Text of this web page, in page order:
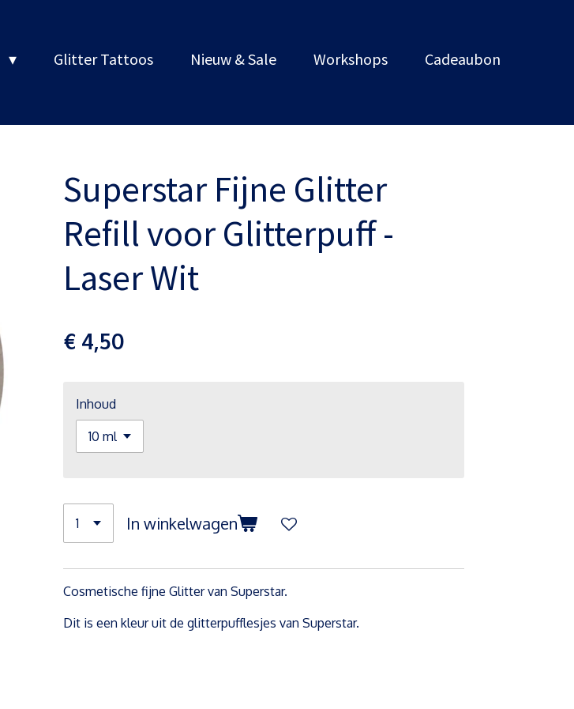
Glitter Tattoos Nieuw & Sale Workshops Cadeaubon
Superstar Fijne Glitter
Refill voor Glitterpuff -
Laser Wit
€ 4,50
Inhoud
In winkelwagen
Cosmetische fijne Glitter van Superstar.
Dit is een kleur uit de glitterpufflesjes van Superstar.